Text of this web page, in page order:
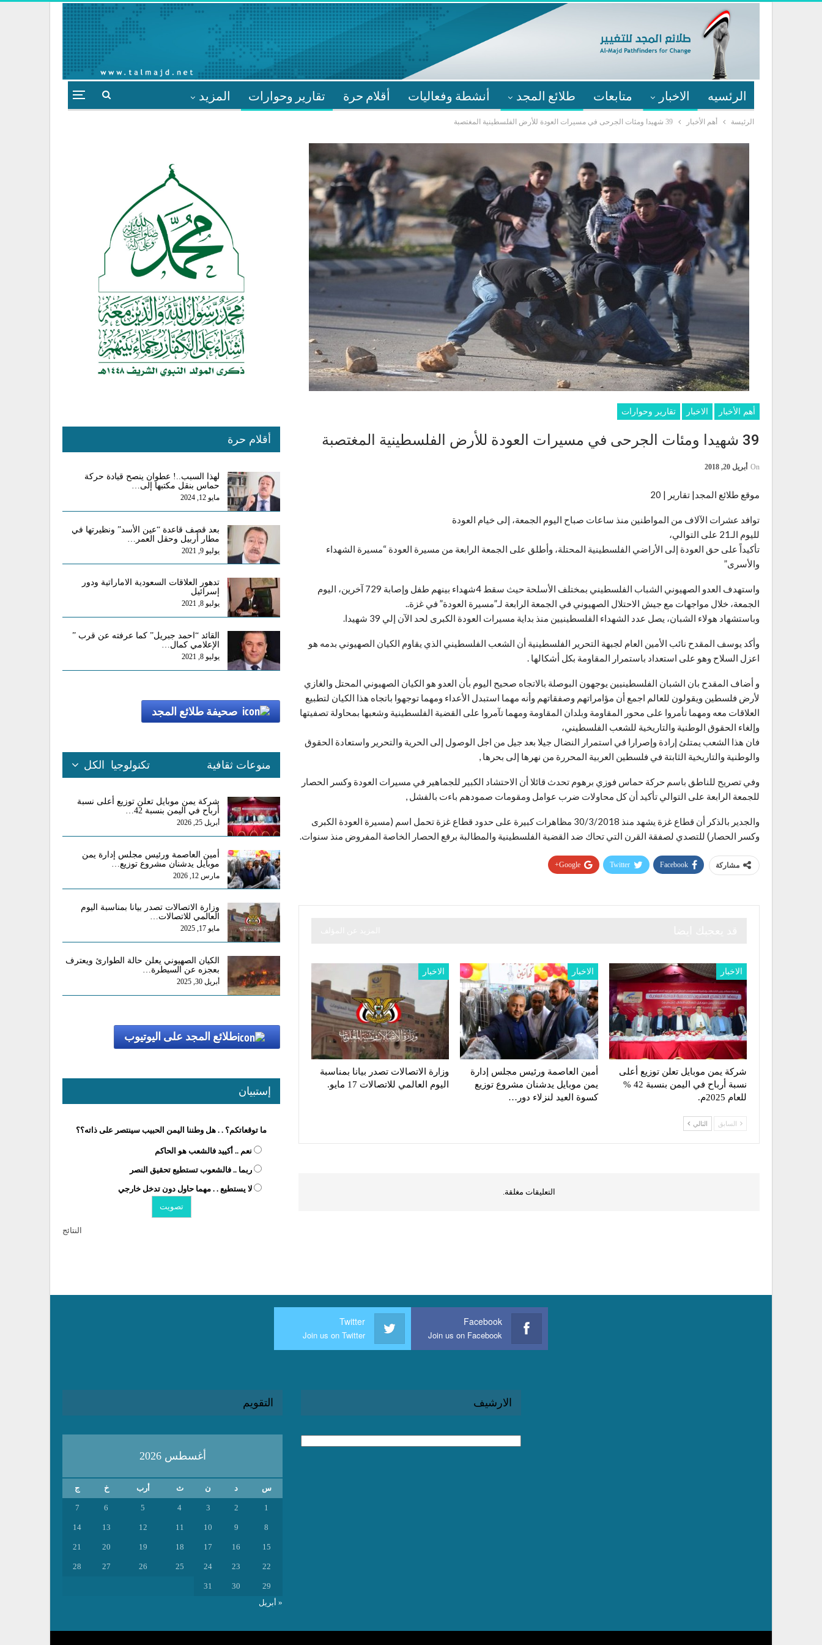
الرئسيه الاخبار متابعات طلائع المجد أنشطة وفعاليات أقلام حرة تقارير وحوارات المزيد
الرئيسة أهم الأخبار 39 شهيدا ومئات الجرحى في مسيرات العودة للأرض الفلسطينية المغتصبة
أهم الأخبار الاخبار تقارير وحوارات
39 شهيدا ومئات الجرحى في مسيرات العودة للأرض الفلسطينية المغتصبة
On أبريل 20, 2018
موقع طلائع المجد| تقارير | 20
توافد عشرات الآلاف من المواطنين منذ ساعات صباح اليوم الجمعة، إلى خيام العودة
لليوم الـ21 على التوالي،
تأكيداً على حق العودة إلى الأراضي الفلسطينية المحتلة، وأطلق على الجمعة الرابعة من مسيرة العودة “مسيرة الشهداء
والأسرى”
واستهدف العدو الصهيوني الشباب الفلسطيني بمختلف الأسلحة حيث سقط 4شهداء بينهم طفل وإصابة 729 آخرين، اليوم
الجمعة، خلال مواجهات مع جيش الاحتلال الصهيوني في الجمعة الرابعة لـ”مسيرة العودة” في غزة..
وباستشهاد هولاء الشبان، يصل عدد الشهداء الفلسطينيين منذ بداية مسيرات العودة الكبرى لحد الآن إلي 39 شهيدا.
وأكد يوسف المقدح نائب الأمين العام لجبهة التحرير الفلسطينية أن الشعب الفلسطيني الذي يقاوم الكيان الصهيوني بدمه هو
اعزل السلاح وهو على استعداد باستمرار المقاومة بكل أشكالها .
و أضاف المقدح بان الشبان الفلسطينيين يوجهون البوصلة بالاتجاه صحيح اليوم بأن العدو هو الكيان الصهيوني المحتل والغازي
لأرض فلسطين ويقولون للعالم اجمع أن مؤامراتهم وصفقاتهم وأنه مهما استبدل الأعداء ومهما توجهوا باتجاه هذا الكيان لتطبيع
العلاقات معه ومهما تأمروا على محور المقاومة وبلدان المقاومة ومهما تآمروا على القضية الفلسطينية وشعبها بمحاولة تصفيتها
وإلغاء الحقوق الوطنية والتاريخية للشعب الفلسطيني،
فان هذا الشعب يمتلئ إرادة وإصرارا في استمرار النضال جيلا بعد جيل من اجل الوصول إلى الحرية والتحرير واستعادة الحقوق
والوطنية والتاريخية الثابتة في فلسطين العربية المحررة من نهرها إلى بحرها ,
وفي تصريح للناطق باسم حركة حماس فوزي برهوم تحدث قائلا أن الاحتشاد الكبير للجماهير في مسيرات العودة وكسر الحصار
للجمعة الرابعة على التوالي تأكيد أن كل محاولات ضرب عوامل ومقومات صمودهم باءت بالفشل ,
والجدير بالذكر أن قطاع غزة يشهد منذ 30/3/2018 مظاهرات كبيرة على حدود قطاع غزة تحمل اسم (مسيرة العودة الكبرى
وكسر الحصار) للتصدي لصفقة القرن التي تحاك ضد القضية الفلسطينية والمطالبة برفع الحصار الخاصة المفروض منذ سنوات.
مشاركة Facebook
Twitter
Google+
الاخبار
شركة يمن موبايل تعلن توزيع أعلى
نسبة أرباح في اليمن بنسبة 42 %
للعام 2025م.
الاخبار
أمين العاصمة ورئيس مجلس إدارة
يمن موبايل يدشنان مشروع توزيع
كسوة العيد لنزلاء دور…
الاخبار
وزارة الاتصالات تصدر بيانا بمناسبة
اليوم العالمي للاتصالات 17 مايو.
السابق التالي
التعليقات مغلقة.
أقلام حرة
لهذا السبب..! عطوان ينصح قيادة حركة
حماس بنقل مكتبها إلى…
مايو 12, 2024
بعد قصف قاعدة “عين الأسد” ونظيرتها في
مطار أربيل وحقل العمر…
يوليو 9, 2021
تدهور العلاقات السعودية الاماراتية ودور
إسرائيل
يوليو 8, 2021
القائد “احمد جبريل” كما عرفته عن قرب ”
الإعلامي كمال…
يوليو 8, 2021
صحيفة طلائع المجد
الكل منوعات ثقافية تكنولوجيا
شركة يمن موبايل تعلن توزيع أعلى نسبة
أرباح في اليمن بنسبة 42…
أبريل 25, 2026
أمين العاصمة ورئيس مجلس إدارة يمن
موبايل يدشنان مشروع توزيع…
مارس 12, 2026
وزارة الاتصالات تصدر بيانا بمناسبة اليوم
العالمي للاتصالات…
مايو 17, 2025
الكيان الصهيوني يعلن حالة الطوارئ ويعترف
بعجزه عن السيطرة…
أبريل 30, 2025
طلائع المجد على اليوتيوب
إستبيان
ما توقعاتكم؟ . . هل وطننا اليمن الحبيب سينتصر على ذاته؟؟
نعم .. أكييد فالشعب هو الحاكم
ربما .. فالشعوب تستطيع تحقيق النصر
لا يستطيع . . مهما حاول دون تدخل خارجي
النتائج
Facebook
Join us on Facebook
Twitter
Join us on Twitter
الارشيف التقويم
أغسطس 2026
س د ن ث أرب خ ج
1
2
3
4
5
6
7
8
9
10
11
12
13
14
15
16
17
18
19
20
21
22
23
24
25
26
27
28
29
30
31
« أبريل